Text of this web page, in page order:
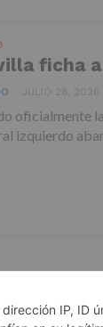
ficha
JULIO 28, 2026
oficialmente
izquierdo